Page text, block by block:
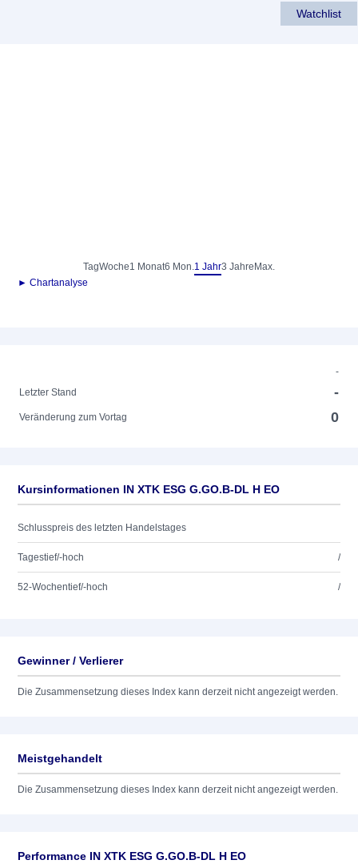
Watchlist
TagWoche1 Monat6 Mon.1 Jahr3 Jahre Max.
► Chartanalyse
-
Letzter Stand
-
Veränderung zum Vortag 0
Kursinformationen IN XTK ESG G.GO.B-DL H EO
Schlusspreis des letzten Handelstages
Tagestief/-hoch /
52-Wochentief/-hoch /
Gewinner / Verlierer
Die Zusammensetzung dieses Index kann derzeit nicht angezeigt werden.
Meistgehandelt
Die Zusammensetzung dieses Index kann derzeit nicht angezeigt werden.
Performance IN XTK ESG G.GO.B-DL H EO